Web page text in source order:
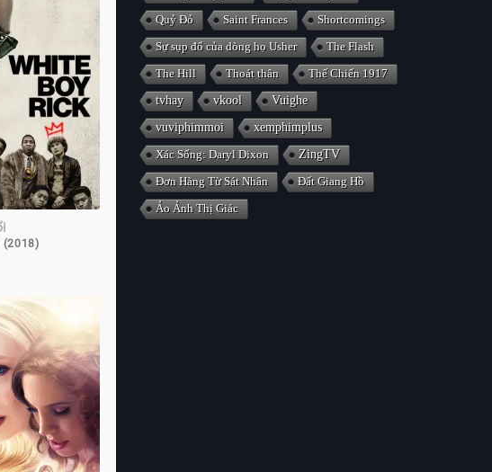
(2018)
Quỷ Đỏ
Saint Frances
Shortcomings
Sự sụp đổ của dòng họ Usher
The Flash
The Hill
Thoát thân
Thế Chiến 1917
tvhay
vkool
Vuighe
vuviphimmoi
xemphimplus
Xác Sống: Daryl Dixon
ZingTV
Đơn Hàng Từ Sát Nhân
Đất Giang Hồ
Ảo Ảnh Thị Giác